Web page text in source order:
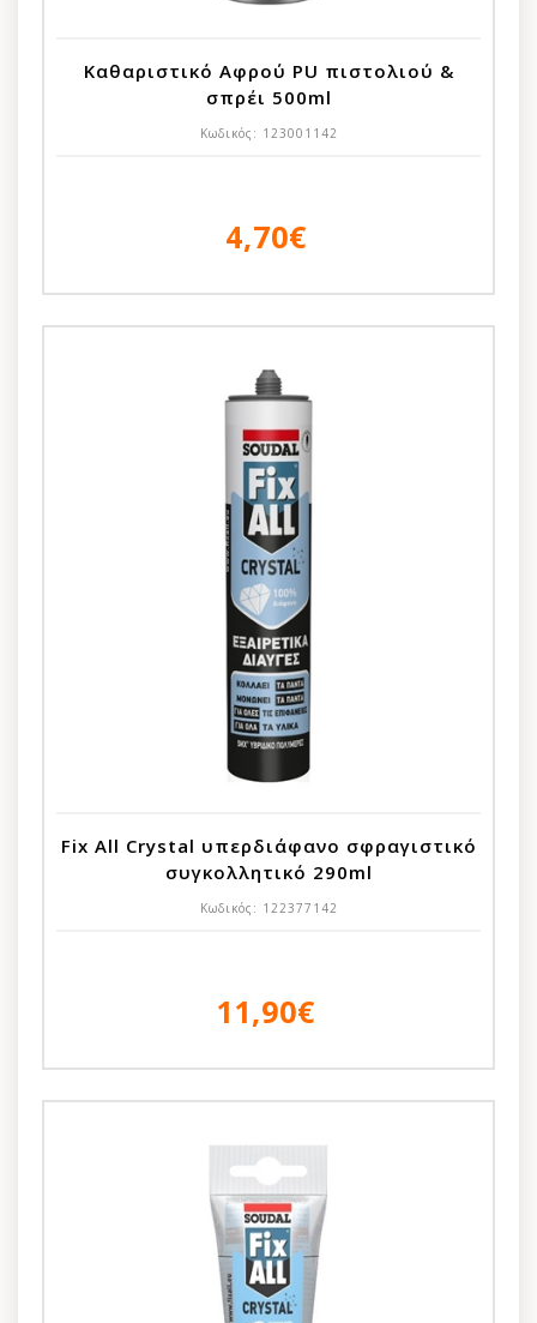
Καθαριστικό Αφρού PU πιστολιού &
σπρέι 500ml
Κωδικός: 123001142
4,70€
Fix All Crystal υπερδιάφανο σφραγιστικό
συγκολλητικό 290ml
Κωδικός: 122377142
11,90€